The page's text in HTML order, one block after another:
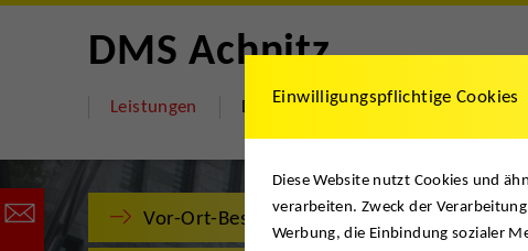
DMS Achnitz
Leistungen DMS Achnitz Hilfe &
Vor-Ort-Besichtigung
Einwilligungspflichtige Cookies
Diese Website nutzt Cookies und
verarbeiten. Zweck der
Werbung, die Einbindung sozialer